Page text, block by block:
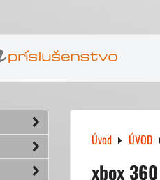
Úvod ÚVOD
xbox